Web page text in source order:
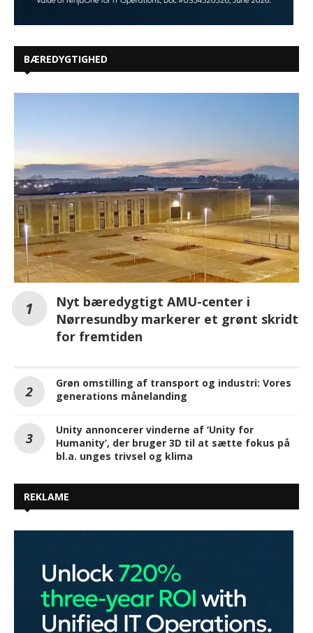
BÆREDYGTIGHED
Nyt bæredygtigt AMU-center i
Nørresundby markerer et grønt skridt
for fremtiden
Grøn omstilling af transport og industri: Vores
generations månelanding
Unity annoncerer vinderne af ‘Unity for
Humanity’, der bruger 3D til at sætte fokus på
bl.a. unges trivsel og klima
REKLAME